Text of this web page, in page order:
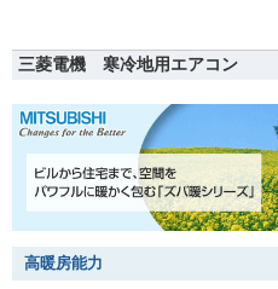
三菱電機 寒冷地用エアコン
高暖房能力